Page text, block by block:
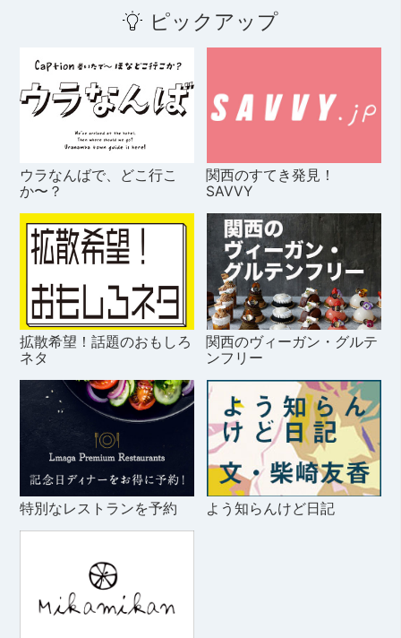
ピックアップ
ウラなんばで、どこ行こ
か〜？
関西のすてき発見！
SAVVY
拡散希望！話題のおもしろ
ネタ
関西のヴィーガン・グルテ
ンフリー
特別なレストランを予約 よう知らんけど日記